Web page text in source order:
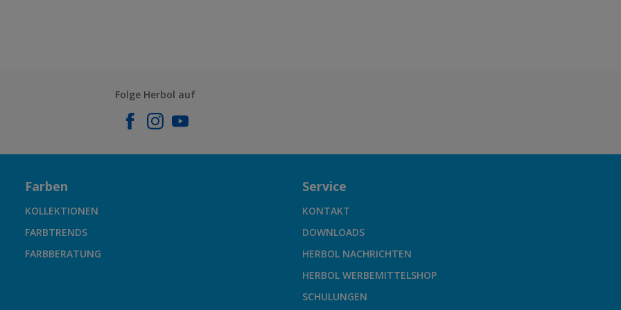
Folge Herbol auf
Farben
KOLLEKTIONEN
FARBTRENDS
FARBBERATUNG
Service
KONTAKT
DOWNLOADS
HERBOL NACHRICHTEN
HERBOL WERBEMITTELSHOP
SCHULUNGEN